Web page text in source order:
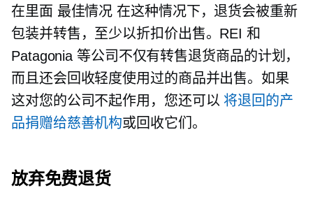
在里面 最佳情况 在这种情况下，退货会被重新
包装并转售，至少以折扣价出售。REI 和
Patagonia 等公司不仅有转售退货商品的计划，
而且还会回收轻度使用过的商品并出售。如果
这对您的公司不起作用，您还可以 将退回的产
品捐赠给慈善机构或回收它们。
放弃免费退货